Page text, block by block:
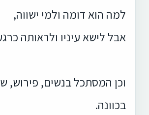
למה הוא דומה ולמי ישווה,
אבל לישא עיניו ולראותה
וכן המסתכל בנשים, פירוש,
בכוונה.